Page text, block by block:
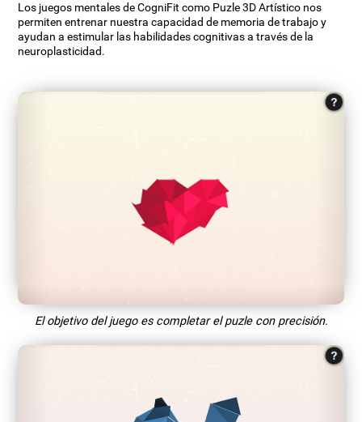
Los juegos mentales de CogniFit como Puzle 3D Artístico nos
permiten entrenar nuestra capacidad de memoria de trabajo y
ayudan a estimular las habilidades cognitivas a través de la
neuroplasticidad.
El objetivo del juego es completar el puzle con precisión.